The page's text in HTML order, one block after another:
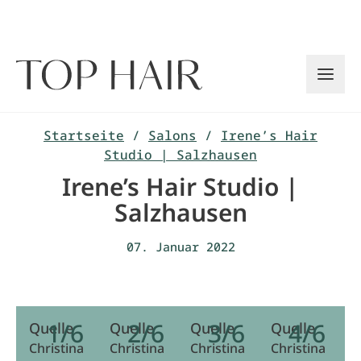
Startseite / Salons / Irene’s Hair
Studio | Salzhausen
Irene’s Hair Studio |
Salzhausen
07. Januar 2022
1/6
Quelle
Christina
2/6
Quelle
Christina
3/6
Quelle
Christina
4/6
Quelle
Christina